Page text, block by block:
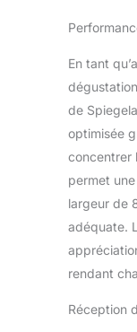
En tant
de
optimisée
concentrer
permet
largeur de
adéquate.
rendant
Réception